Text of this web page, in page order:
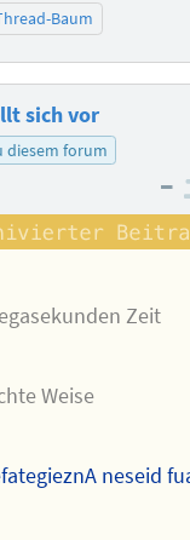
Baum
sich vor
diesem forum
–
Zeit
Weise
neseid